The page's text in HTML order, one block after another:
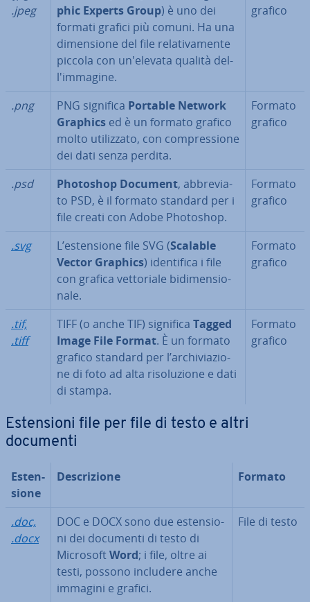
.jpeg
phic Experts Group) è uno dei
formati grafici più comuni. Ha una
di­men­sio­ne del file re­la­ti­va­men­te
piccola con un'e­le­va­ta qualità del­
l'im­ma­gi­ne.
grafico
.png PNG significa Portable Network
Graphics ed è un formato grafico
molto uti­liz­za­to, con com­pres­sio­ne
dei dati senza perdita.
Formato
grafico
.psd Photoshop Document, ab­bre­via­
to PSD, è il formato standard per i
file creati con Adobe Photoshop.
Formato
grafico
.svg L’esten­sio­ne file SVG (Scalable
Vector Graphics) iden­ti­fi­ca i file
con grafica vet­to­ria­le bi­di­men­sio­
na­le.
Formato
grafico
.tif,
.tiff
TIFF (o anche TIF) significa Tagged
Image File Format. È un formato
grafico standard per l’ar­chi­via­zio­
ne di foto ad alta ri­so­lu­zio­ne e dati
di stampa.
Formato
grafico
Esten­sio­ni file per file di testo e altri
documenti
Esten­
sio­ne
De­scri­zio­ne Formato
.doc,
.docx
DOC e DOCX sono due esten­sio­
ni dei documenti di testo di
MicrosoftWord; i file, oltre ai
testi, possono includere anche
immagini e grafici.
File di testo